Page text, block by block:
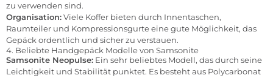
zu verwenden sind.
Organisation:Viele Koffer bieten durch Innentaschen,
Raumteiler und Kompressionsgurte eine gute Möglichkeit, das
Gepäck ordentlich und sicher zu verstauen.
4. Beliebte Handgepäck Modelle von Samsonite
Samsonite Neopulse: Ein sehr beliebtes Modell, das durch seine
Leichtigkeit und Stabilität punktet. Es besteht aus Polycarbonat